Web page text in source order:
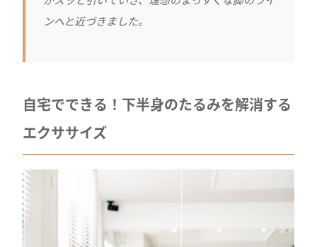
ンへと近づきました。
自宅でできる！下半身のたるみを解消する
エクササイズ